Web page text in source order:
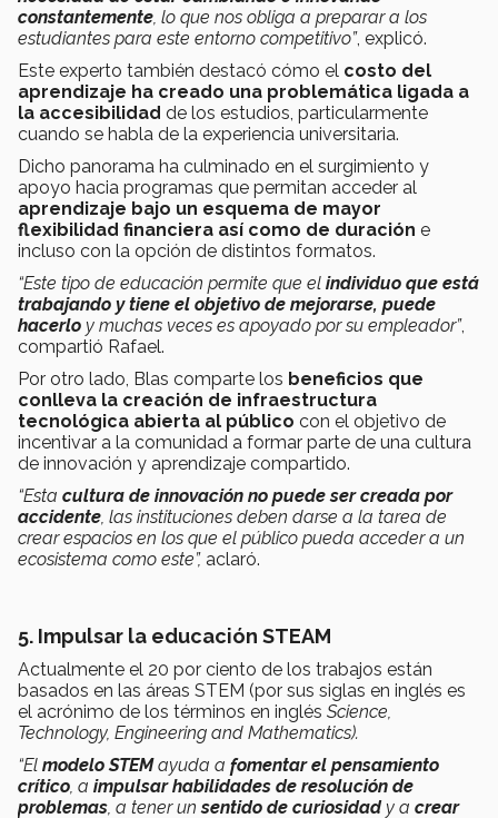
constantemente, lo que nos obliga a preparar a los
estudiantes para este entorno competitivo”, explicó.
Este experto también destacó cómo el costo del
aprendizaje ha creado una problemática ligada a
la accesibilidad de los estudios, particularmente
cuando se habla de la experiencia universitaria.
Dicho panorama ha culminado en el surgimiento y
apoyo hacia programas que permitan acceder al
aprendizaje bajo un esquema de mayor
flexibilidad financiera así como de duración e
incluso con la opción de distintos formatos.
“Este tipo de educación permite que el individuo que está
trabajando y tiene el objetivo de mejorarse, puede
hacerlo y muchas veces es apoyado por su empleador”,
compartió Rafael.
Por otro lado, Blas comparte los beneficios que
conlleva la creación de infraestructura
tecnológica abierta al público con el objetivo de
incentivar a la comunidad a formar parte de una cultura
de innovación y aprendizaje compartido.
“Esta cultura de innovación no puede ser creada por
accidente, las instituciones deben darse a la tarea de
crear espacios en los que el público pueda acceder a un
ecosistema como este”, aclaró.
5. Impulsar la educación STEAM
Actualmente el 20 por ciento de los trabajos están
basados en las áreas STEM (por sus siglas en inglés es
el acrónimo de los términos en inglés Science,
Technology, Engineering and Mathematics).
“El modelo STEMayuda a fomentar el pensamiento
crítico, a impulsar habilidades de resolución de
problemas, a tener unsentido de curiosidad y a crear